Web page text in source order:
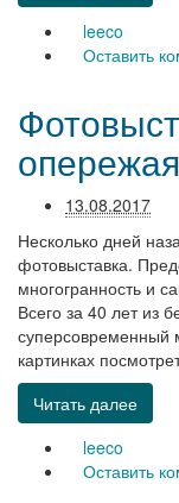
leeco
Оставить
13.08.2017
Несколько дней
фотовыставка.
многогранность и
Всего за 40 лет из
суперсовременный
картинках
Читать далее
leeco
Оставить